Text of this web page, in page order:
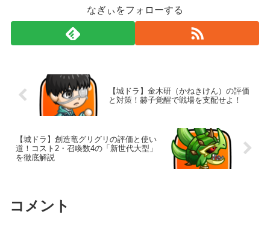
なぎぃをフォローする
【城ドラ】金木研（かねきけん）の評価
と対策！赫子覚醒で戦場を支配せよ！
【城ドラ】創造竜グリグリの評価と使い
道！コスト2・召喚数4の「新世代大型」
を徹底解説
コメント